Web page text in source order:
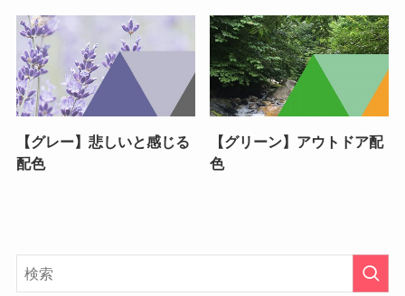
【グレー】悲しいと感じる
配色
【グリーン】アウトドア配
色